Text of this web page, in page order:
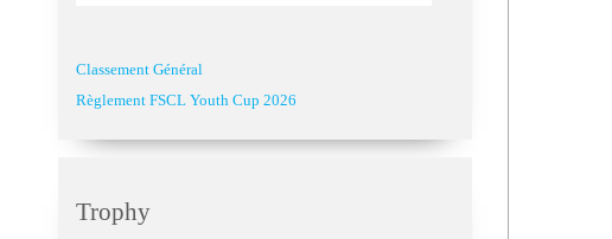
Classement Général
Règlement FSCL Youth Cup 2026
Trophy